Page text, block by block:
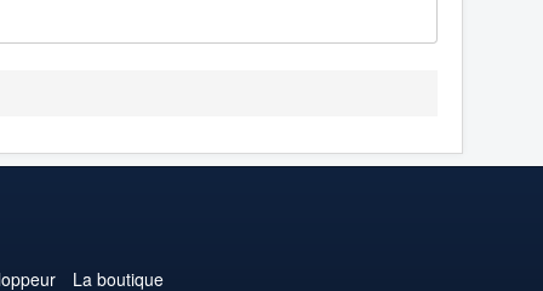
La boutique